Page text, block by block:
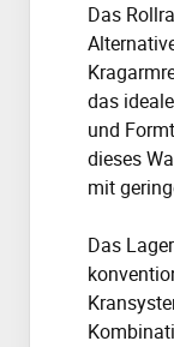
Das
das
und
dieses
mit
Das